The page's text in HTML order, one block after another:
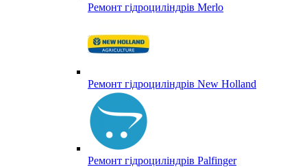
Ремонт гідроциліндрів Merlo
Ремонт гідроциліндрів New Holland
Ремонт гідроциліндрів Palfinger